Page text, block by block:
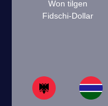
Won tilgen
Fidschi-Dollar